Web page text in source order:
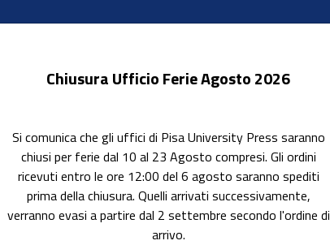
AccessibiliIn evidenzaPubblica con noi
Chiusura Ufficio Ferie Agosto 2026
Si comunica che gli uffici di Pisa University Press saranno
chiusi per ferie dal 10 al 23 Agosto compresi. Gli ordini
ricevuti entro le ore 12:00 del 6 agosto saranno spediti
prima della chiusura. Quelli arrivati successivamente,
verranno evasi a partire dal 2 settembre secondo l'ordine di
arrivo.